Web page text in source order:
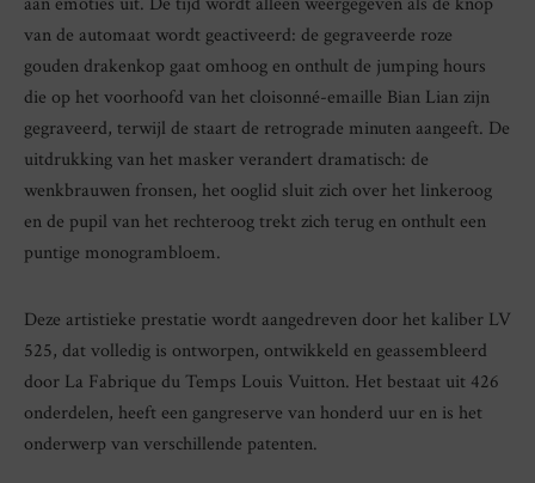
van de automaat wordt geactiveerd: de gegraveerde roze
gouden drakenkop gaat omhoog en onthult de jumping hours
die op het voorhoofd van het cloisonné-emaille Bian Lian zijn
gegraveerd, terwijl de staart de retrograde minuten aangeeft. De
uitdrukking van het masker verandert dramatisch: de
wenkbrauwen fronsen, het ooglid sluit zich over het linkeroog
en de pupil van het rechteroog trekt zich terug en onthult een
puntige monogrambloem.
Deze artistieke prestatie wordt aangedreven door het kaliber LV
525, dat volledig is ontworpen, ontwikkeld en geassembleerd
door La Fabrique du Temps Louis Vuitton. Het bestaat uit 426
onderdelen, heeft een gangreserve van honderd uur en is het
onderwerp van verschillende patenten.